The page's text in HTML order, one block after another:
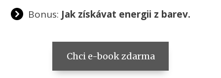
Bonus: Jak získávat energii z barev.
Chci e-book zdarma